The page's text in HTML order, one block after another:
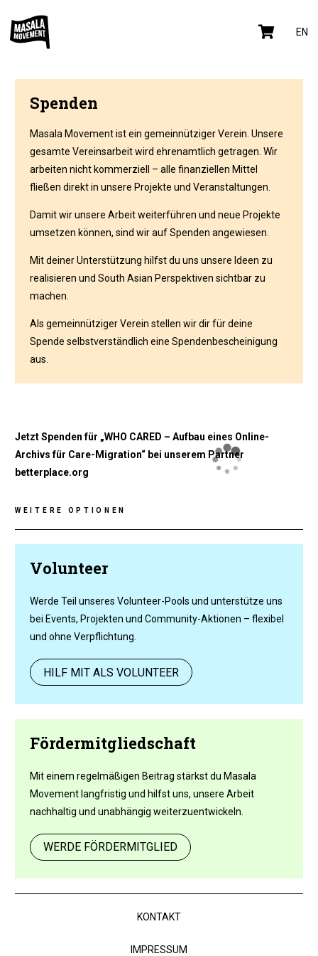
EN
Spenden
Masala Movement ist ein gemeinnütziger Verein. Unsere
gesamte Vereinsarbeit wird ehrenamtlich getragen. Wir
arbeiten nicht kommerziell – alle finanziellen Mittel
fließen direkt in unsere Projekte und Veranstaltungen.
Damit wir unsere Arbeit weiterführen und neue Projekte
umsetzen können, sind wir auf Spenden angewiesen.
Mit deiner Unterstützung hilfst du uns unsere Ideen zu
realisieren und South Asian Perspektiven sichtbar zu
machen.
Als gemeinnütziger Verein stellen wir dir für deine
Spende selbstverständlich eine Spendenbescheinigung
aus.
Jetzt Spenden für „WHO CARED – Aufbau eines Online-
Archivs für Care-Migration“ bei unserem Partner
betterplace.org
WEITERE OPTIONEN
Volunteer
Werde Teil unseres Volunteer-Pools und unterstütze uns
bei Events, Projekten und Community-Aktionen – flexibel
und ohne Verpflichtung.
HILF MIT ALS VOLUNTEER
Fördermitgliedschaft
Mit einem regelmäßigen Beitrag stärkst du Masala
Movement langfristig und hilfst uns, unsere Arbeit
nachhaltig und unabhängig weiterzuentwickeln.
WERDE FÖRDERMITGLIED
KONTAKT
IMPRESSUM